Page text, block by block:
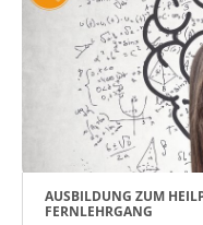
AUSBILDUNG ZUM
FERNLEHRGANG